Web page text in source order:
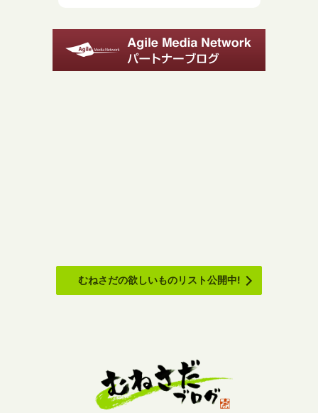
むねさだの欲しいものリスト公開中!